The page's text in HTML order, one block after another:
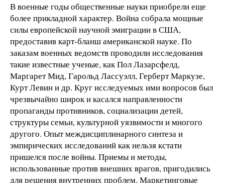
В военные годы общественные науки приобрели еще
более прикладной характер. Война собрала мощные
силы европейской научной эмиграции в США,
предоставив карт-бланш американской науке. По
заказам военных ведомств проводили исследования
такие известные ученые, как Пол Лазарсфелд,
Маргарет Мид, Гарольд Лассуэлл, Герберт Маркузе,
Курт Левин и др. Круг исследуемых ими вопросов был
чрезвычайно широк и касался направленности
пропаганды противников, социализации детей,
структуры семьи, культурной уязвимости и многого
другого. Опыт междисциплинарного синтеза и
эмпирических исследований как нельзя кстати
пришелся после войны. Приемы и методы,
использованные против внешних врагов, пригодились
для решения внутренних проблем. Маркетинговые